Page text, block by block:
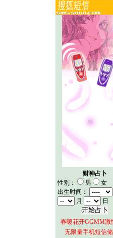
财神占卜
性别：
男
女
出生时间：
月
日
春暖花开GGMM激
无限量手机短信